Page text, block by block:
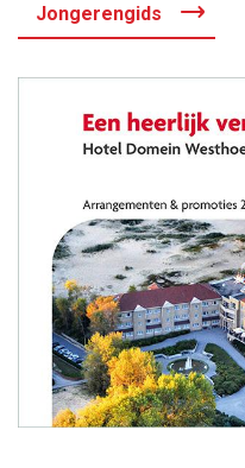
Jongerengids